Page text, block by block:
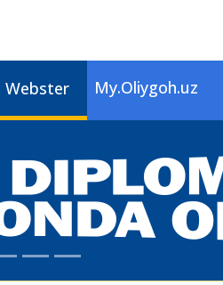
Webster My.Oliygoh.uz